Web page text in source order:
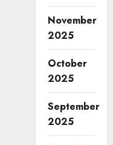
November
2025
October
2025
September
2025